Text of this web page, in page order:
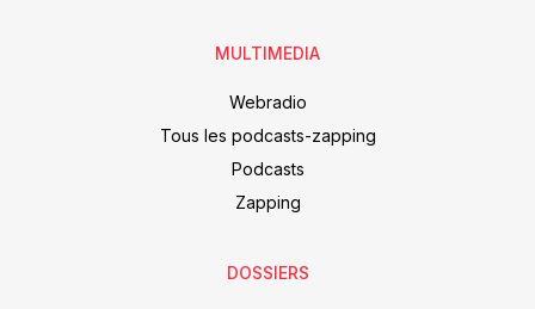
MULTIMEDIA
Webradio
Tous les podcasts-zapping
Podcasts
Zapping
DOSSIERS